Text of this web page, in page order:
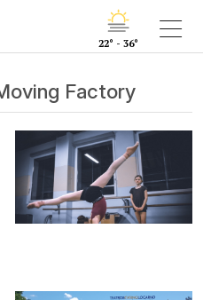
22° - 36°
Factory